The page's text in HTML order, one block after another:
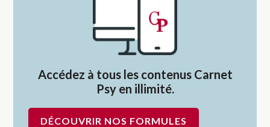
Accédez à tous les contenus Carnet
Psy en illimité.
DÉCOUVRIR NOS FORMULES